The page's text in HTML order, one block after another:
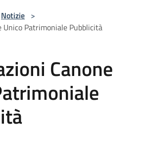
Notizie >
Unico Patrimoniale Pubblicità
Canone